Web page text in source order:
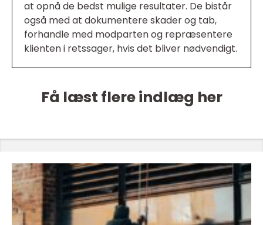
at opnå de bedst mulige resultater. De bistår
også med at dokumentere skader og tab,
forhandle med modparten og repræsentere
klienten i retssager, hvis det bliver nødvendigt.
Få læst flere indlæg her